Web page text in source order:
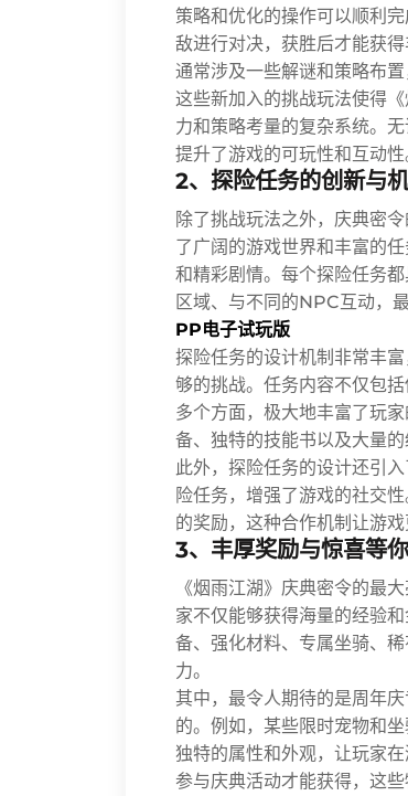
策略和优化的操作可以顺利
敌进行对决，获胜后才能获
通常涉及一些解谜和策略布
这些新加入的挑战玩法使得
力和策略考量的复杂系统。
提升了游戏的可玩性和互动性
2、探险任务的创新与
除了挑战玩法之外，庆典密
了广阔的游戏世界和丰富的
和精彩剧情。每个探险任务
区域、与不同的NPC互动，
PP电子试玩版
探险任务的设计机制非常丰
够的挑战。任务内容不仅包
多个方面，极大地丰富了玩
备、独特的技能书以及大量的
此外，探险任务的设计还引
险任务，增强了游戏的社交
的奖励，这种合作机制让游戏
3、丰厚奖励与惊喜等
《烟雨江湖》庆典密令的最
家不仅能够获得海量的经验
备、强化材料、专属坐骑、
力。
其中，最令人期待的是周年
的。例如，某些限时宠物和
独特的属性和外观，让玩家
参与庆典活动才能获得，这